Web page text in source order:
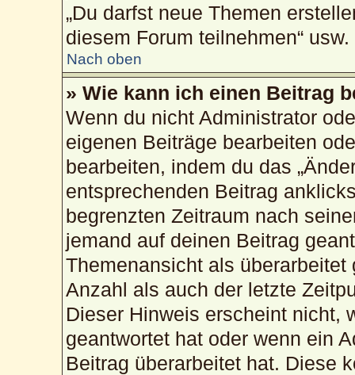
„Du darfst neue Themen
diesem Forum teilnehmen“ usw.
Nach oben
» Wie kann ich einen Beitrag
Wenn du nicht Administrator
eigenen Beiträge bearbeiten
bearbeiten, indem du das
entsprechenden Beitrag
begrenzten Zeitraum nach
jemand auf deinen Beitrag
Themenansicht als
Anzahl als auch der letzte
Dieser Hinweis erscheint nicht,
geantwortet hat oder wenn ein
Beitrag überarbeitet hat. Diese